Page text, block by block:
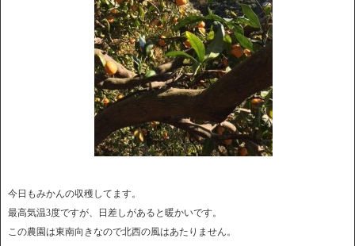
今日もみかんの収穫してます。
最高気温3度ですが、日差しがあると暖かいです。
この農園は東南向きなので北西の風はあたりません。